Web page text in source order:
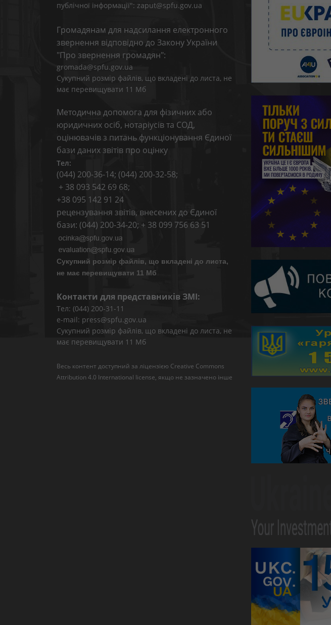
публічної інформації": zaput@spfu.gov.ua
Громадянам для надсилання електронного
звернення відповідно до Закону України
"Про звернення громадян":
gromada@spfu.gov.ua
Сукупний розмір файлів, що вкладені до листа, не
має перевищувати 11 Мб
Методична допомога для фізичних або
юридичних осіб, нотаріусів та СОД,
оцінювачів з питань функціонування Єдиної
бази даних звітів про оцінку
Тел:
(044) 200-36-14; (044) 200-32-58;
+ 38 093 542 69 68;
+38 095 142 91 24
рецензування звітів, внесених до Єдиної
бази: (044) 200-34-20; + 38 099 756 63 51
Сукупний розмір файлів, що вкладені до листа,
не має перевищувати 11 Мб
Контакти для представників ЗМІ:
Тел: (044) 200-31-11
e-mail: press@spfu.gov.ua
Сукупний розмір файлів, що вкладені до листа, не
має перевищувати 11 Мб
Весь контент доступний за ліцензією Creative Commons
Attribution 4.0 International license, якщо не зазначено інше